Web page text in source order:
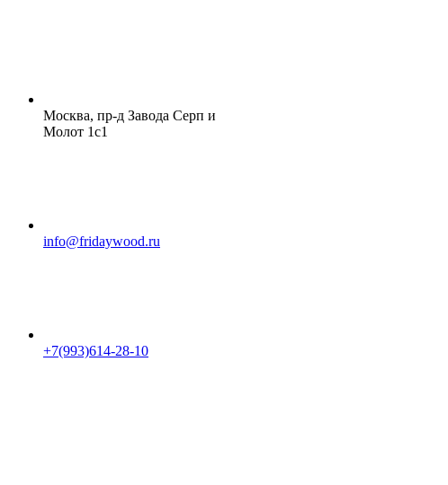
Москва, пр-д Завода Серп и
Молот 1с1
info@fridaywood.ru
+7(993)614-28-10